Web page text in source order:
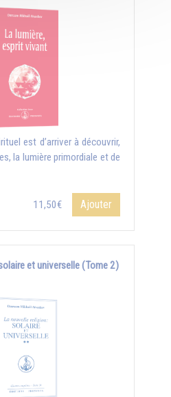
est d’arriver à découvrir,
la lumière primordiale et de
11,50€ Ajouter
et universelle (Tome 2)